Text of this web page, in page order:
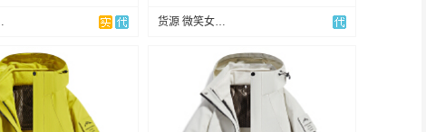
工厂 货源 微笑女装★专注爆款